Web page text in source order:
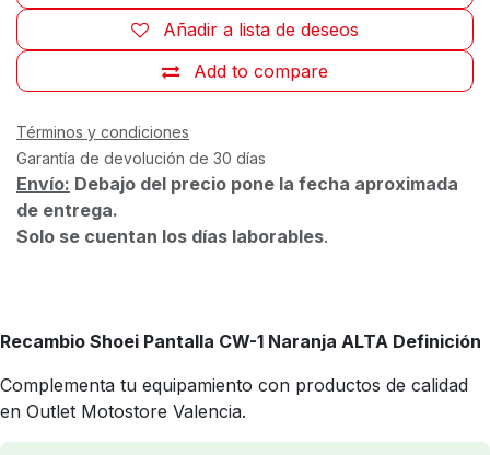
Add to compare
Añadir a lista de deseos
Términos y condiciones
Garantía de devolución de 30 días
Envío: Debajo del precio pone la fecha aproximada
de entrega.
Solo se cuentan los días laborables.
Recambio Shoei Pantalla CW-1 Naranja ALTA Definición
Complementa tu equipamiento con productos de calidad
en Outlet Motostore Valencia.